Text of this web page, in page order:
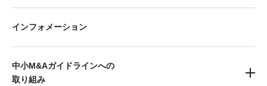
インフォメーション
中小M&Aガイドラインへの
取り組み